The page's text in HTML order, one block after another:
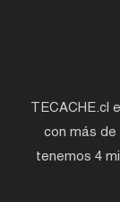
TECACHE.cl
con más de
tenemos 4